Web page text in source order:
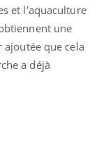
et l'aquaculture
une
que cela
a déjà